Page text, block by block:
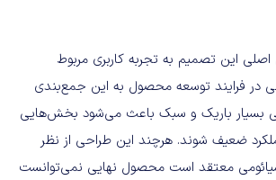
اصلی این تصمیم به تجربه کاربری مربوط
در فرایند توسعه محصول به این جمع‌بندی
بسیار باریک و سبک باعث می‌شود بخش‌هایی
ضعیف شوند. هرچند این طراحی از نظر
معتقد است محصول نهایی نمی‌توانست